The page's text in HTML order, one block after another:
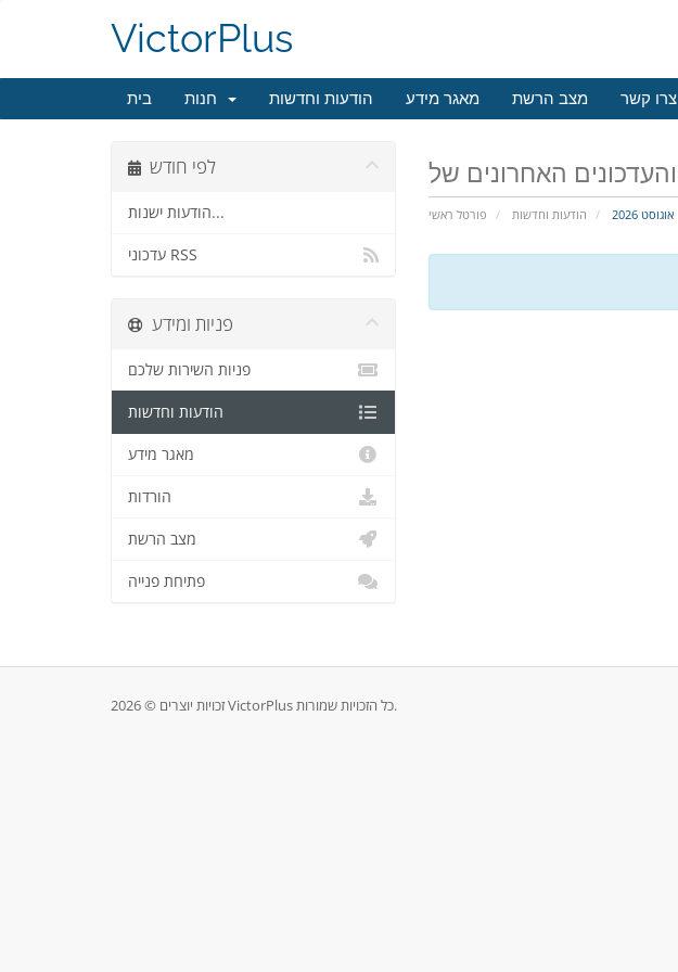
VictorPlus
בית הודעות וחדשות מאגר מידע מצב הרשת צרו קשר
פורטל ראשי הודעות וחדשות אוגוסט 2026
לפי חודש
הודעות ישנות...
עדכוני RSS
פניות ומידע
פניות השירות שלכם
הודעות וחדשות
מאגר מידע
הורדות
מצב הרשת
פתיחת פנייה
זכויות יוצרים © 2026 VictorPlus כל הזכויות שמורות.